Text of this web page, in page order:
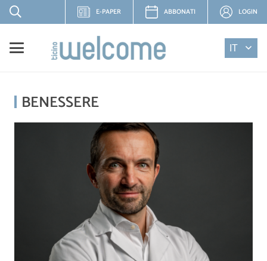
E-PAPER ABBONATI LOGIN
IT
BENESSERE